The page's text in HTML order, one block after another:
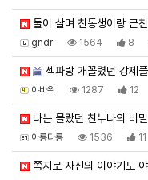
둘이 살며 친동생이랑 근
gndr 1564 8
섹파랑 개꼴렸던 강제
야바위 1287 12
나는 몰랐던 친누나의 비
아롱다롱 1536 11
쪽지로 자신의 이야기도